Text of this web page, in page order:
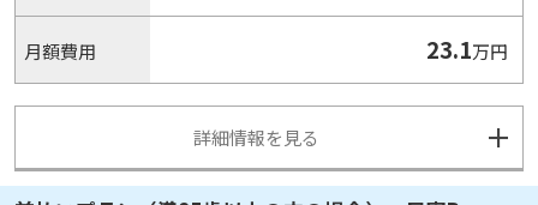
月額費用 23.1万円
詳細情報を見る